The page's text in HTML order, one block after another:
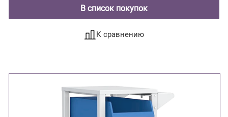
В список покупок
К сравнению